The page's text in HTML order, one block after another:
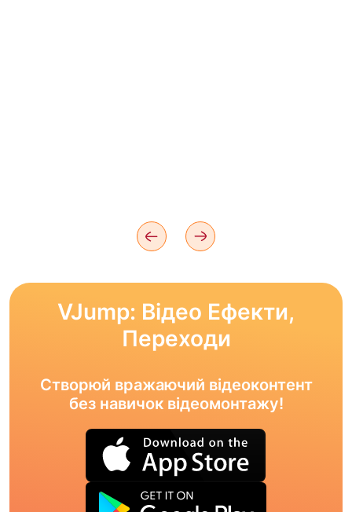
VJump: Відео Ефекти,
Переходи
Створюй вражаючий відеоконтент
без навичок відеомонтажу!